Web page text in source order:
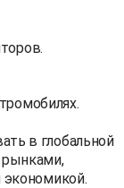
в глобальной
рынками,
экономикой.